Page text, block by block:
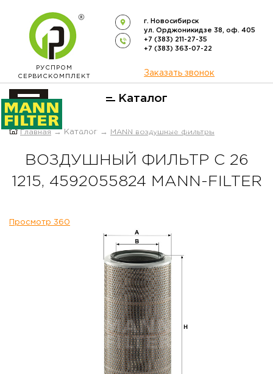
РУСПРОМ
СЕРВИСКОМПЛЕКТ
г. Новосибирск
ул. Орджоникидзе 38, оф. 405
+7 (383) 211-27-35
+7 (383) 363-07-22
Заказать звонок
Каталог
ОФИЦИАЛЬНЫЙ ДИСТРИБЬЮТОР
Главная → Каталог → MANN воздушные фильтры
ВОЗДУШНЫЙ ФИЛЬТР C 26
1215, 4592055824 MANN-FILTER
Просмотр 360